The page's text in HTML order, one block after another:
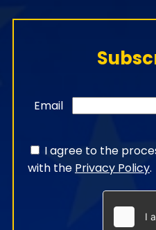
Email
I agree to the
with the Privacy Policy.